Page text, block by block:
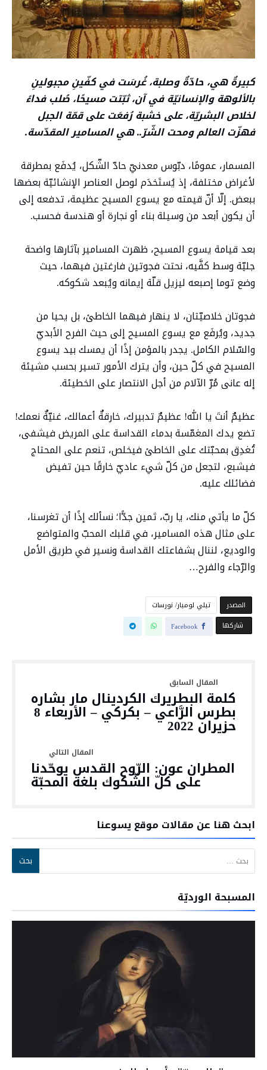
كبيرةٌ هي، حادّةٌ وصلبة، غُرسَت في كفّينِ مجبولينِ
بالألوهة والإنسانيّة في آن، ثبّتت مسيحًا، صُلب فداءً
لخلاص البشريّة، على خشبة رُفعَت على قمّة الجبل
فهزّت العالم ومحت الشّرّ.. هي المسامير المقدّسة.
المسمار، عمومًا، دبّوس معدنيّ حادّ الشّكل، يُدفَع بمطرقة
لأغراض مختلفة، إذ يُستَخدَم لوصل العناصر الإنشائيّة بعضها
ببعض. إلّا أنّ قيمته مع يسوع المسيح عظيمة، تدفعه إلى
أن يكون أبعد من وسيلة بناء أو نجارة أو هندسة فحسب.
بعد قيامة يسوع المسيح، ظهرت المسامير بآثارها واضحة
جليّة وسط كفَّيه، نحتت فجوتين فارغتين فيهما، حيث
وضع توما إصبعه ليزيل قلّة إيمانه ويُبعد شكوكه.
فجوتان خلاصيّتان، لا ينهار فيهما الخاطئ، بل يحيا من
جديد، ويُرفَع مع يسوع المسيح إلى حيث الفرح الأبديّ
والسّلام الكامل. يجدر بالمؤمن إذًا أن يمسك بيد يسوع
المسيح في كلّ حين، وأن يترك الأمور تسير بحسب مشيئة
إله عانى مُرّ الآلام من أجل الانتصار على الخطيئة.
عظيمٌ أنتَ يا الله! عظيمٌ تدبيرك، خارقةٌ أعمالك، غنيّةٌ نعمك!
تضع يدك المغمّسة بدماء القداسة على المريض فيشفى،
تُغدِق بمحبّتك على الخاطئ فيخلص، تنعم على المحتاج
فيشبع، لتجعل من كلّ شيء عاديّ خارقًا حين تفيض
فضائلك عليه.
كلّ ما يأتي منك، يا ربّ، ثمين جدًّا؛ نسألك إذًا أن تغرسنا،
على مثال هذه المسامير، في قلبك المحبّ والمتواضع
والوديع، لننال بشفاعتك القداسة ونسير في طريق الأمل
والرّجاء والفرح…
‫المصدر‬
تيلي لوميار/ نورسات
‫‫ شاركها‬
Facebook
كلمة البطريرك الكردينال مار بشاره
بطرس الرَّاعي – بكركي – الأربعاء 8
حزيران 2022
المطران عون: الرّوح القدس يوحّدنا
على كلّ الشّكوك بلغة المحبّة
ابحث هنا عن مقالات موقع يسوعنا
البحث عن:
المسبحة الورديّة